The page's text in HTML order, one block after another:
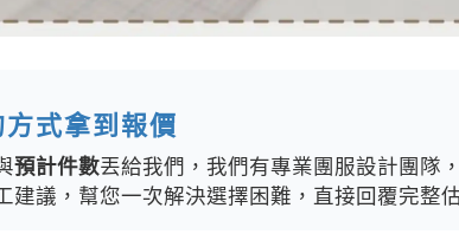
式拿到報價
預計件數丟給我們，我們有專業團服設計團隊
建議，幫您一次解決選擇困難，直接回覆完整